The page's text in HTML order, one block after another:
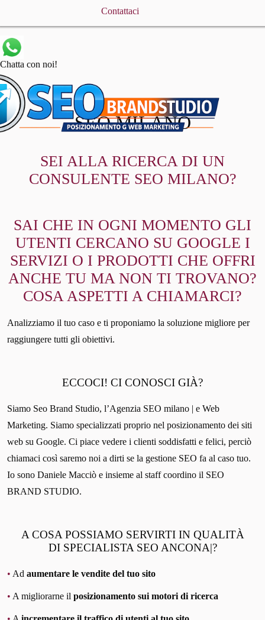
Contattaci
Chatta con noi!
SEO MILANO
SEI ALLA RICERCA DI UN
CONSULENTE SEO MILANO?
SAI CHE IN OGNI MOMENTO GLI
UTENTI CERCANO SU GOOGLE I
SERVIZI O I PRODOTTI CHE OFFRI
ANCHE TU MA NON TI TROVANO?
COSA ASPETTI A CHIAMARCI?
Analizziamo il tuo caso e ti proponiamo la soluzione migliore per
raggiungere tutti gli obiettivi.
ECCOCI! CI CONOSCI GIÀ?
Siamo Seo Brand Studio, l’Agenzia SEO milano | e Web
Marketing. Siamo specializzati proprio nel posizionamento dei siti
web su Google. Ci piace vedere i clienti soddisfatti e felici, perciò
chiamaci così saremo noi a dirti se la gestione SEO fa al caso tuo.
Io sono Daniele Macciò e insieme al staff coordino il SEO
BRAND STUDIO.
A COSA POSSIAMO SERVIRTI IN QUALITÀ
DI SPECIALISTA SEO ANCONA|?
• Ad aumentare le vendite del tuo sito
• A migliorarne il posizionamento sui motori di ricerca